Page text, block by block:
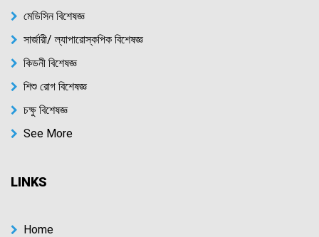
মেডিসিন বিশেষজ্ঞ
সার্জারী/ ল্যাপারোস্কপিক বিশেষজ্ঞ
কিডনী বিশেষজ্ঞ
শিশু রোগ বিশেষজ্ঞ
চক্ষু বিশেষজ্ঞ
See More
LINKS
Home